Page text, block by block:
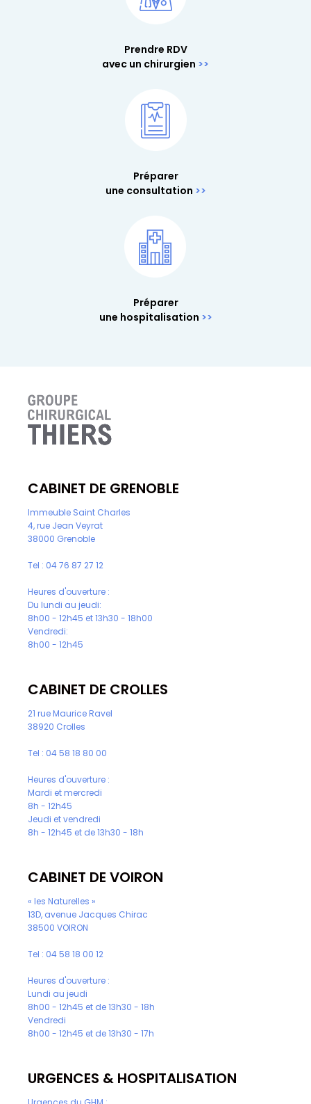
Prendre RDV
avec un chirurgien
Préparer
une consultation
Préparer
une hospitalisation
CABINET DE GRENOBLE
Immeuble Saint Charles
4, rue Jean Veyrat
38000 Grenoble
Tel : 04 76 87 27 12
Heures d'ouverture :
Du lundi au jeudi:
8h00 - 12h45 et 13h30 - 18h00
Vendredi:
8h00 - 12h45
CABINET DE CROLLES
21 rue Maurice Ravel
38920 Crolles
Tel : 04 58 18 80 00
Heures d'ouverture :
Mardi et mercredi
8h - 12h45
Jeudi et vendredi
8h - 12h45 et de 13h30 - 18h
CABINET DE VOIRON
« les Naturelles »
13D, avenue Jacques Chirac
38500 VOIRON
Tel : 04 58 18 00 12
Heures d'ouverture :
Lundi au jeudi
8h00 - 12h45 et de 13h30 - 18h
Vendredi
8h00 - 12h45 et de 13h30 - 17h
URGENCES & HOSPITALISATION